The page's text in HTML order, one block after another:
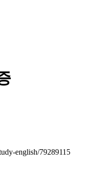
english/79289115